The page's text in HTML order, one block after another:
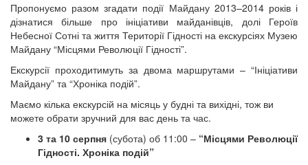
Пропонуємо разом згадати події Майдану 2013–2014 років і
дізнатися більше про ініціативи майданівців, долі Героїв
Небесної Сотні та життя Території Гідності на екскурсіях Музею
Майдану “Місцями Революції Гідності”.
Екскурсії проходитимуть за двома маршрутами – “Ініціативи
Майдану” та “Хроніка подій”.
Маємо кілька екскурсій на місяць у будні та вихідні, тож ви
можете обрати зручний для вас день та час.
3 та 10 серпня (субота) об 11:00 – “Місцями Революції
Гідності. Хроніка подій”